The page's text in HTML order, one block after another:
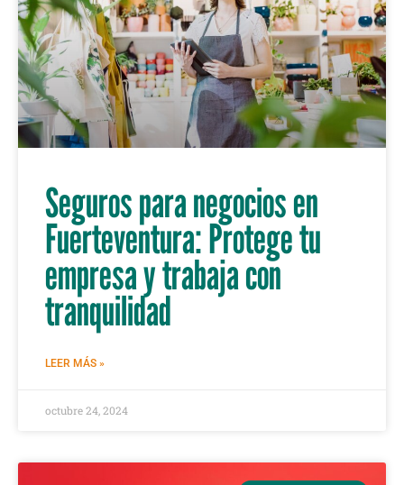
Seguros para negocios en
Fuerteventura: Protege tu
empresa y trabaja con
tranquilidad
LEER MÁS »
octubre 24, 2024